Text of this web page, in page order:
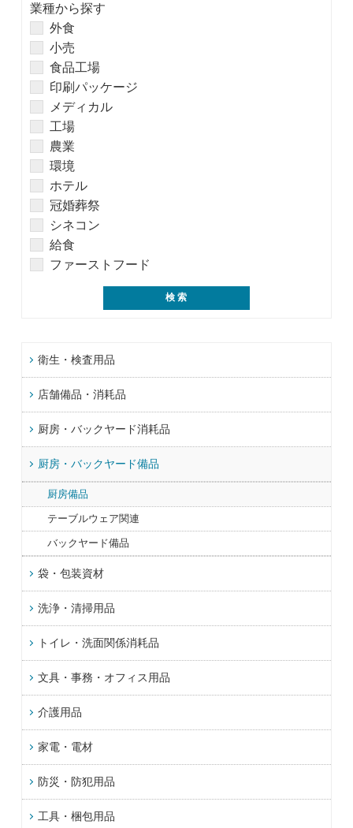
業種から探す
外食
小売
食品工場
印刷パッケージ
メディカル
工場
農業
環境
ホテル
冠婚葬祭
シネコン
給食
ファーストフード
衛生・検査用品
店舗備品・消耗品
厨房・バックヤード消耗品
厨房・バックヤード備品
厨房備品
テーブルウェア関連
バックヤード備品
袋・包装資材
洗浄・清掃用品
トイレ・洗面関係消耗品
文具・事務・オフィス用品
介護用品
家電・電材
防災・防犯用品
工具・梱包用品